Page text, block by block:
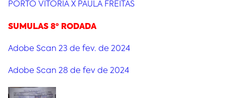
PORTO VITORIA X PAULA FREITAS
SUMULAS 8º RODADA
Adobe Scan 23 de fev. de 2024
Adobe Scan 28 de fev de 2024